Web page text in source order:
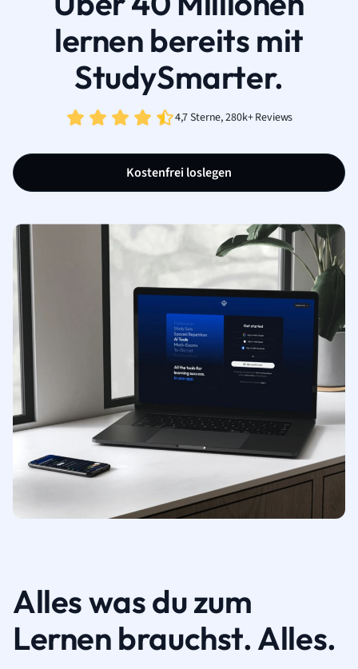
lernen bereits mit
StudySmarter.
4,7 Sterne, 280k+ Reviews
Kostenfrei loslegen
Alles was du zum
Lernen brauchst. Alles.